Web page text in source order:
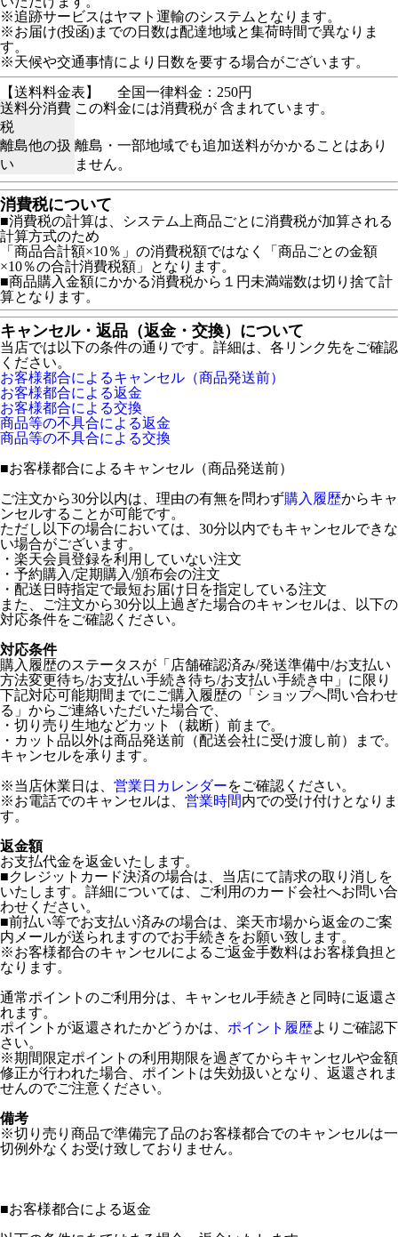
※追跡サービスはヤマト運輸のシステムとなります。
※お届け(投函)までの日数は配達地域と集荷時間で異なりま
す。
※天候や交通事情により日数を要する場合がございます。
【送料料金表】
全国一律料金：250円
送料分消費
税
この料金には消費税が 含まれています。
離島他の扱
い
離島・一部地域でも追加送料がかかることはあり
ません。
消費税について
■消費税の計算は、システム上商品ごとに消費税が加算される
計算方式のため
「商品合計額×10％」の消費税額ではなく「商品ごとの金額
×10％の合計消費税額」となります。
■商品購入金額にかかる消費税から１円未満端数は切り捨て計
算となります。
キャンセル・返品（返金・交換）について
当店では以下の条件の通りです。詳細は、各リンク先をご確認
ください。
お客様都合によるキャンセル（商品発送前）
お客様都合による返金
お客様都合による交換
商品等の不具合による返金
商品等の不具合による交換
■お客様都合によるキャンセル（商品発送前）
ご注文から30分以内は、理由の有無を問わず購入履歴からキャ
ンセルすることが可能です。
ただし以下の場合においては、30分以内でもキャンセルできな
い場合がございます。
・楽天会員登録を利用していない注文
・予約購入/定期購入/頒布会の注文
・配送日時指定で最短お届け日を指定している注文
また、ご注文から30分以上過ぎた場合のキャンセルは、以下の
対応条件をご確認ください。
対応条件
購入履歴のステータスが「店舗確認済み/発送準備中/お支払い
方法変更待ち/お支払い手続き待ち/お支払い手続き中」に限り
下記対応可能期間までにご購入履歴の「ショップへ問い合わせ
る」からご連絡いただいた場合で、
・切り売り生地などカット（裁断）前まで。
・カット品以外は商品発送前（配送会社に受け渡し前）まで。
キャンセルを承ります。
※当店休業日は、 営業日カレンダーをご確認ください。
※お電話でのキャンセルは、 営業時間内での受け付けとなりま
す。
返金額
お支払代金を返金いたします。
■クレジットカード決済の場合は、当店にて請求の取り消しを
いたします。詳細については、ご利用のカード会社へお問い合
わせください。
■前払い等でお支払い済みの場合は、楽天市場から返金のご案
内メールが送られますのでお手続きをお願い致します。
※お客様都合のキャンセルによるご返金手数料はお客様負担と
なります。
通常ポイントのご利用分は、キャンセル手続きと同時に返還さ
れます。
ポイントが返還されたかどうかは、 ポイント履歴よりご確認下
さい。
※期間限定ポイントの利用期限を過ぎてからキャンセルや金額
修正が行われた場合、ポイントは失効扱いとなり、返還されま
せんのでご注意ください。
備考
※切り売り商品で準備完了品のお客様都合でのキャンセルは一
切例外なくお受け致しておりません。
■お客様都合による返金